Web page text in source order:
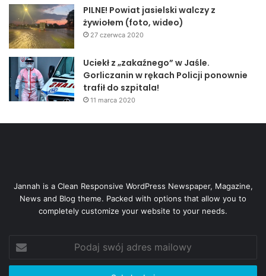
PILNE! Powiat jasielski walczy z
żywiołem (foto, wideo)
27 czerwca 2020
Uciekł z „zakaźnego” w Jaśle.
Gorliczanin w rękach Policji ponownie
trafił do szpitala!
11 marca 2020
Jannah is a Clean Responsive WordPress Newspaper, Magazine,
News and Blog theme. Packed with options that allow you to
completely customize your website to your needs.
swój
adres